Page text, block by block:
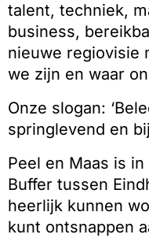
talent, techniek,
business,
nieuwe regiovisie
we zijn en waar
Onze slogan:
springlevend en
Peel en Maas is
Buffer tussen
heerlijk kunnen
kunt ontsnappen